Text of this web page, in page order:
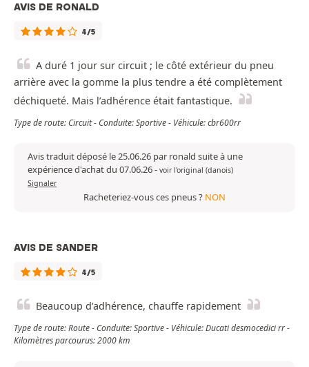
AVIS DE RONALD
4/5
A duré 1 jour sur circuit ; le côté extérieur du pneu
arrière avec la gomme la plus tendre a été complètement
déchiqueté. Mais l’adhérence était fantastique.
Type de route: Circuit - Conduite: Sportive - Véhicule: cbr600rr
Avis traduit déposé le 25.06.26 par ronald suite à une
expérience d'achat du 07.06.26- voir l'original (danois)
Signaler
Racheteriez-vous ces pneus ? NON
AVIS DE SANDER
4/5
Beaucoup d’adhérence, chauffe rapidement
Type de route: Route - Conduite: Sportive - Véhicule: Ducati desmocedici rr -
Kilomètres parcourus: 2000 km